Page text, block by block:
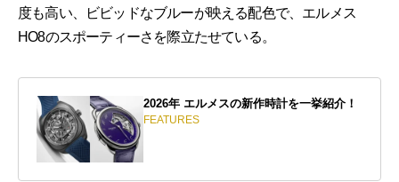
度も高い、ビビッドなブルーが映える配色で、エルメス
HO8のスポーティーさを際立たせている。
2026年 エルメスの新作時計を一挙紹介！
FEATURES